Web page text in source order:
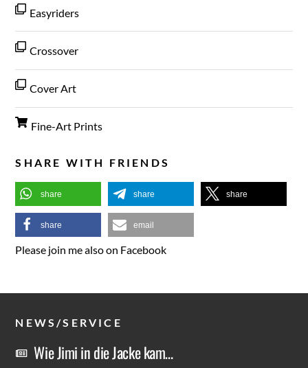
Easyriders
Crossover
Cover Art
Fine-Art Prints
SHARE WITH FRIENDS
share share share
share email
Please join me also on Facebook
NEWS/SERVICE
Wie Jimi in die Jacke kam…